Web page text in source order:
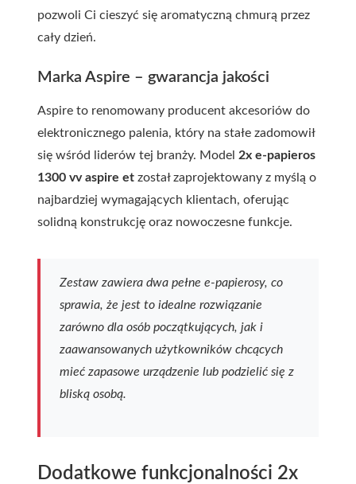
pozwoli Ci cieszyć się aromatyczną chmurą przez
cały dzień.
Marka Aspire – gwarancja jakości
Aspire to renomowany producent akcesoriów do
elektronicznego palenia, który na stałe zadomowił
się wśród liderów tej branży. Model 2x e-papieros
1300 vv aspire et został zaprojektowany z myślą o
najbardziej wymagających klientach, oferując
solidną konstrukcję oraz nowoczesne funkcje.
Zestaw zawiera dwa pełne e-papierosy, co
sprawia, że jest to idealne rozwiązanie
zarówno dla osób początkujących, jak i
zaawansowanych użytkowników chcących
mieć zapasowe urządzenie lub podzielić się z
bliską osobą.
Dodatkowe funkcjonalności 2x